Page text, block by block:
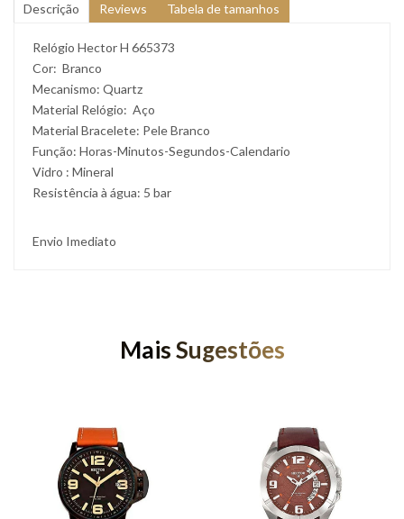
Descrição Reviews Tabela de tamanhos
Relógio Hector H 665373
Cor: Branco
Mecanismo: Quartz
Material Relógio: Aço
Material Bracelete: Pele Branco
Função: Horas-Minutos-Segundos-Calendario
Vidro : Mineral
Resistência à água: 5 bar
Envio Imediato
Mais Sugestões